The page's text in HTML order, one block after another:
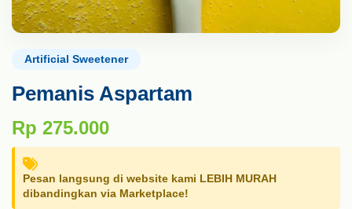
Artificial Sweetener
Pemanis Aspartam
Rp 275.000
Pesan langsung di website kami LEBIH MURAH
dibandingkan via Marketplace!